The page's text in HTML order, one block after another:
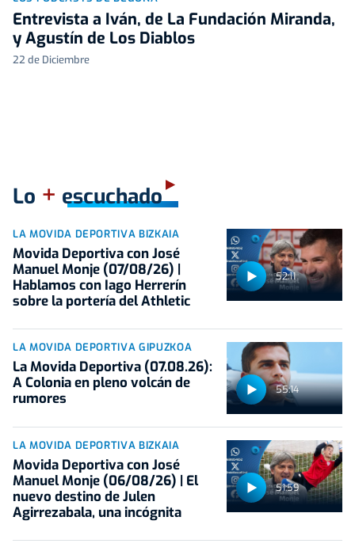
Entrevista a Iván, de La Fundación Miranda,
y Agustín de Los Diablos
22 de Diciembre
Lo + escuchado
52:11
LA MOVIDA DEPORTIVA BIZKAIA
Movida Deportiva con José
Manuel Monje (07/08/26) |
Hablamos con Iago Herrerín
sobre la portería del Athletic
55:14
LA MOVIDA DEPORTIVA GIPUZKOA
La Movida Deportiva (07.08.26):
A Colonia en pleno volcán de
rumores
51:59
LA MOVIDA DEPORTIVA BIZKAIA
Movida Deportiva con José
Manuel Monje (06/08/26) | El
nuevo destino de Julen
Agirrezabala, una incógnita